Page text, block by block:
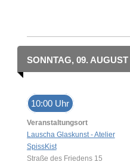
SONNTAG, 09. AUGUST
10:00 Uhr
Veranstaltungsort
Lauscha Glaskunst - Atelier
SpissKist
Straße des Friedens 15